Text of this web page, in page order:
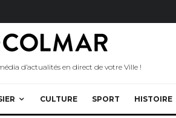
d’actualités en direct de votre Ville !
CULTURE SPORT HISTOIRE